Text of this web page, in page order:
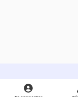
Light ModeDark ModeSystem